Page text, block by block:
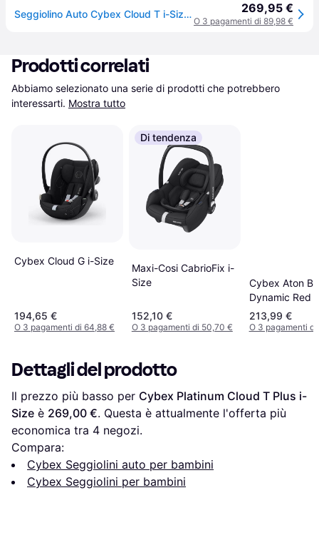
Seggiolino Auto Cybex Cloud T i-Size Plus Cozy beige 269,95 €
O 3 pagamenti di 89,98 €
Prodotti correlati
Abbiamo selezionato una serie di prodotti che potrebbero
interessarti. Mostra tutto
Cybex Cloud G i-Size
194,65 €
O 3 pagamenti di 64,88 €
Di tendenza
Maxi-Cosi CabrioFix i-
Size
152,10 €
O 3 pagamenti di 50,70 €
Cybex Aton
Dynamic Red
inclusa
213,99 €
O 3 pagamenti di
Dettagli del prodotto
Il prezzo più basso per Cybex Platinum Cloud T Plus i-
Size è 269,00 €. Questa è attualmente l'offerta più
economica tra 4 negozi.
Compara:
Cybex Seggiolini auto per bambini
Cybex Seggiolini per bambini